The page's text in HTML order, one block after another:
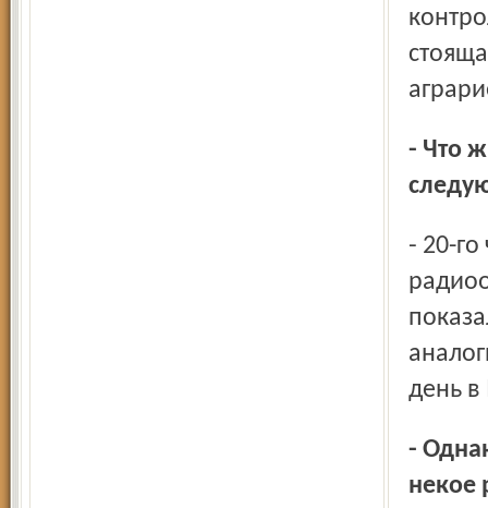
- Что ж, это делает честь Веселову… Ну а что было в
- 20-го числа уже появился Ельцин. Сначала было его
день
- Однако стало уже понятно, что в Москве имеет место
некое